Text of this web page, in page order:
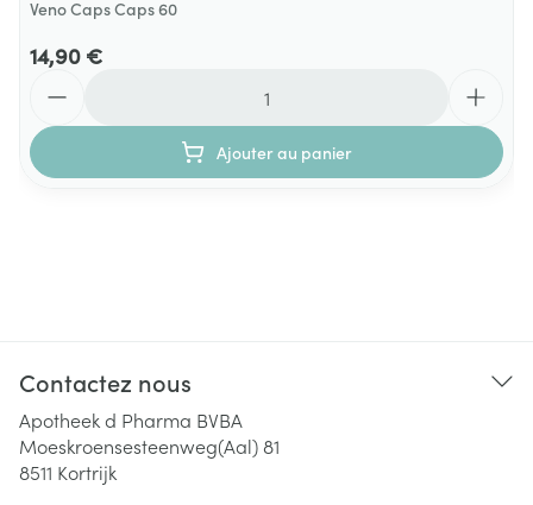
Veno Caps Caps 60
14,90 €
Ajouter au panier
Contactez nous
Apotheek d Pharma BVBA
Moeskroensesteenweg(Aal) 81
8511 Kortrijk